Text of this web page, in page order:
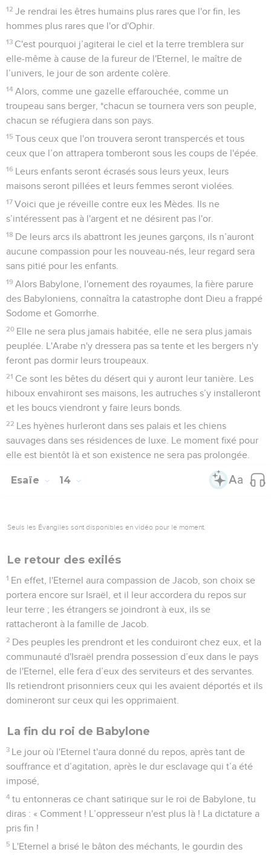
12 Je rendrai les êtres humains plus rares que l'or fin, les
hommes plus rares que l'or d'Ophir.
13 C'est pourquoi j’agiterai le ciel et la terre tremblera sur
elle-même à cause de la fureur de l'Eternel, le maître de
l’univers, le jour de son ardente colère.
14 Alors, comme une gazelle effarouchée, comme un
troupeau sans berger, *chacun se tournera vers son peuple,
chacun se réfugiera dans son pays.
15 Tous ceux que l'on trouvera seront transpercés et tous
ceux que l’on attrapera tomberont sous les coups de l'épée.
16 Leurs enfants seront écrasés sous leurs yeux, leurs
maisons seront pillées et leurs femmes seront violées.
17 Voici que je réveille contre eux les Mèdes. Ils ne
s’intéressent pas à l'argent et ne désirent pas l'or.
18 De leurs arcs ils abattront les jeunes garçons, ils n’auront
aucune compassion pour les nouveau-nés, leur regard sera
sans pitié pour les enfants.
19 Alors Babylone, l'ornement des royaumes, la fière parure
des Babyloniens, connaîtra la catastrophe dont Dieu a frappé
Sodome et Gomorrhe.
20 Elle ne sera plus jamais habitée, elle ne sera plus jamais
peuplée. L'Arabe n'y dressera pas sa tente et les bergers n'y
feront pas dormir leurs troupeaux.
21 Ce sont les bêtes du désert qui y auront leur tanière. Les
hiboux envahiront ses maisons, les autruches s’y installeront
et les boucs viendront y faire leurs bonds.
22 Les hyènes hurleront dans ses palais et les chiens
sauvages dans ses résidences de luxe. Le moment fixé pour
elle est bientôt là et son existence ne sera pas prolongée.
Esaïe 14
Seuls les Évangiles sont disponibles en vidéo pour le moment.
Le retour des exilés
1 En effet, l'Eternel aura compassion de Jacob, son choix se
portera encore sur Israël, et il leur accordera du repos sur
leur terre ; les étrangers se joindront à eux, ils se
rattacheront à la famille de Jacob.
2 Des peuples les prendront et les conduiront chez eux, et la
communauté d'Israël prendra possession d’eux dans le pays
de l'Eternel, elle fera d’eux des serviteurs et des servantes.
Ils retiendront prisonniers ceux qui les avaient déportés et ils
domineront sur ceux qui les opprimaient.
La fin du roi de Babylone
3 Le jour où l'Eternel t'aura donné du repos, après tant de
souffrance et d’agitation, après le dur esclavage qui t’a été
imposé,
4 tu entonneras ce chant satirique sur le roi de Babylone, tu
diras : « Comment ! L’oppresseur n'est plus là ! La dictature a
pris fin !
5 L'Eternel a brisé le bâton des méchants, le gourdin des